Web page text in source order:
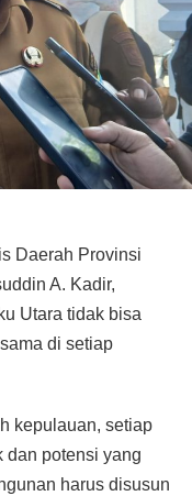
Daerah Provinsi
A. Kadir,
Utara tidak bisa
di setiap
kepulauan, setiap
dan potensi yang
harus disusun